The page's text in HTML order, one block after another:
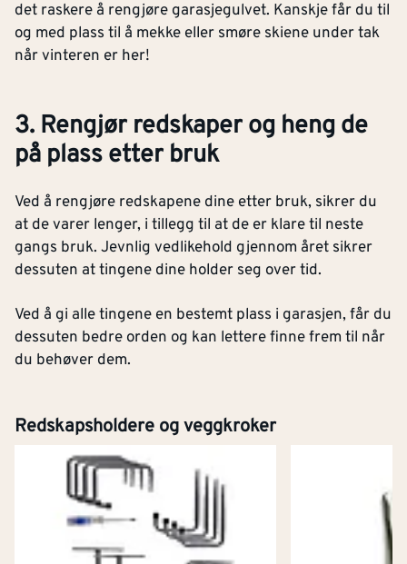
det raskere å rengjøre garasjegulvet. Kanskje får du til
og med plass til å mekke eller smøre skiene under tak
når vinteren er her!
3. Rengjør redskaper og heng de
på plass etter bruk
Ved å rengjøre redskapene dine etter bruk, sikrer du
at de varer lenger, i tillegg til at de er klare til neste
gangs bruk. Jevnlig vedlikehold gjennom året sikrer
dessuten at tingene dine holder seg over tid.
Ved å gi alle tingene en bestemt plass i garasjen, får du
dessuten bedre orden og kan lettere finne frem til når
du behøver dem.
Redskapsholdere og veggkroker